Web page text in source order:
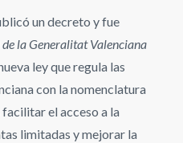
un decreto y fue
la Generalitat Valenciana
ley que regula las
con la nomenclatura
el acceso a la
limitadas y mejorar la